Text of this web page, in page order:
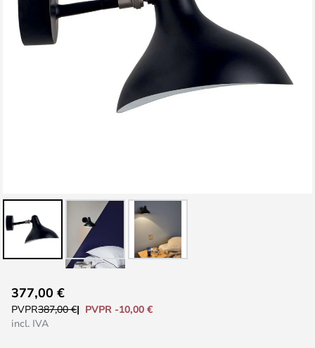
imágenes
al
comienzo
377,00 €
PVPR387,00 €
PVPR -10,00 €
incl. IVA